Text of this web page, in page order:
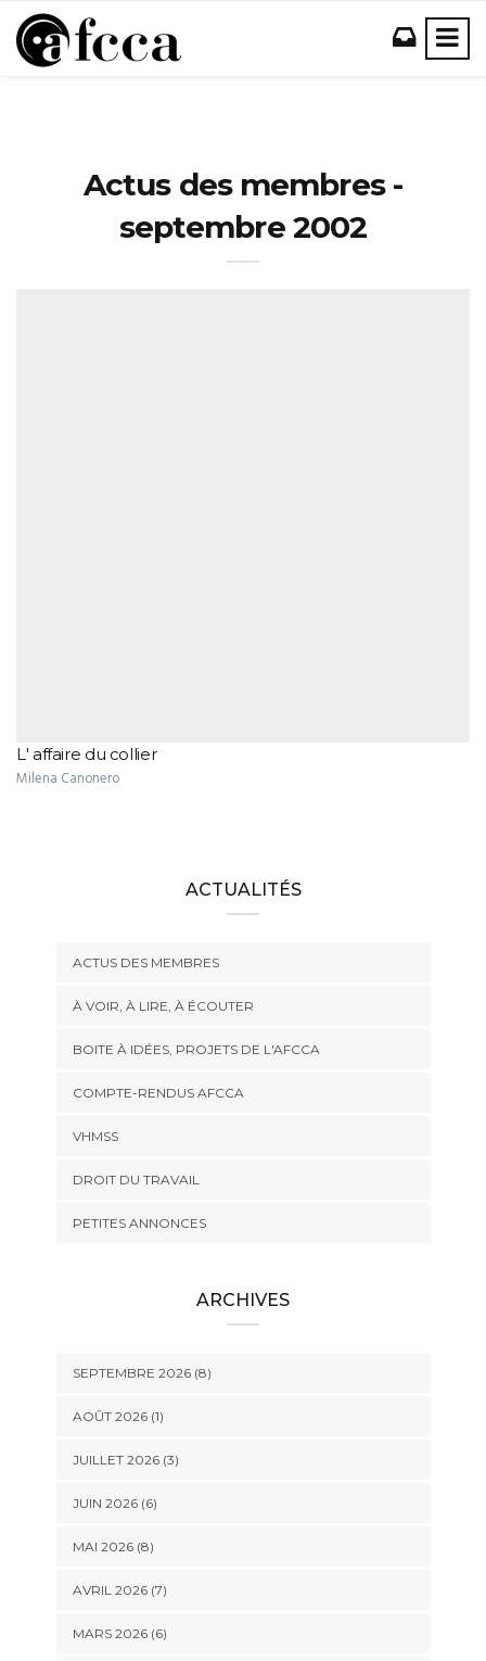
Actus des membres -
septembre 2002
L' affaire du collier
Milena Canonero
ACTUALITÉS
ACTUS DES MEMBRES
À VOIR, À LIRE, À ÉCOUTER
BOITE À IDÉES, PROJETS DE L'AFCCA
COMPTE-RENDUS AFCCA
VHMSS
DROIT DU TRAVAIL
PETITES ANNONCES
ARCHIVES
SEPTEMBRE 2026 (8)
AOÛT 2026 (1)
JUILLET 2026 (3)
JUIN 2026 (6)
MAI 2026 (8)
AVRIL 2026 (7)
MARS 2026 (6)